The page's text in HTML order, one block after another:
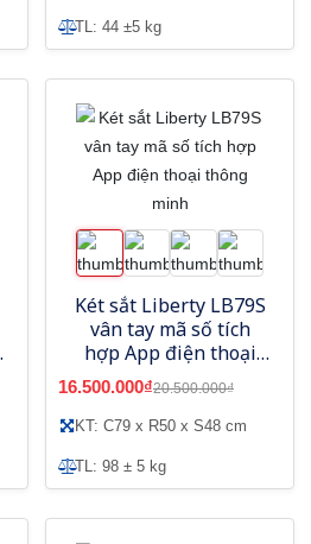
TL: 44 ±5 kg
Két sắt Liberty LB79S
vân tay mã số tích
hợp App điện thoại
thông minh
16.500.000₫20.500.000₫
KT: C79 x R50 x S48 cm
TL: 98 ± 5 kg